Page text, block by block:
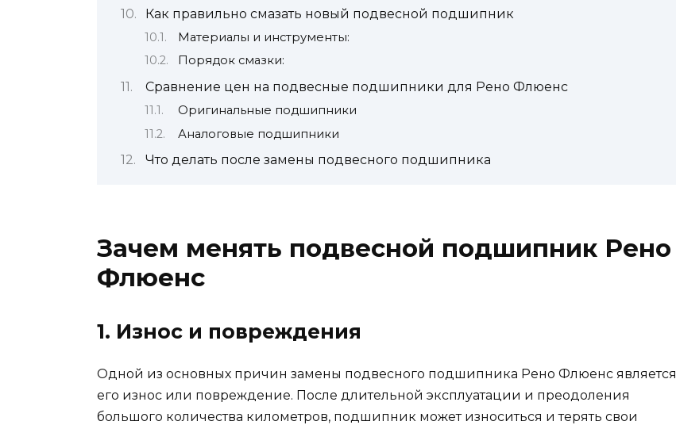
Как правильно смазать новый подвесной подшипник
Материалы и инструменты:
Порядок смазки:
Сравнение цен на подвесные подшипники для Рено Флюенс
Оригинальные подшипники
Аналоговые подшипники
Что делать после замены подвесного подшипника
Зачем менять подвесной подшипник Рено
Флюенс
1. Износ и повреждения
Одной из основных причин замены подвесного подшипника Рено Флюенс является
его износ или повреждение. После длительной эксплуатации и преодоления
большого количества километров, подшипник может износиться и терять свои